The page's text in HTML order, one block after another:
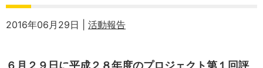
2016年06月29日 | 活動報告
６月２９日に平成２８年度のプロジェクト第１回評